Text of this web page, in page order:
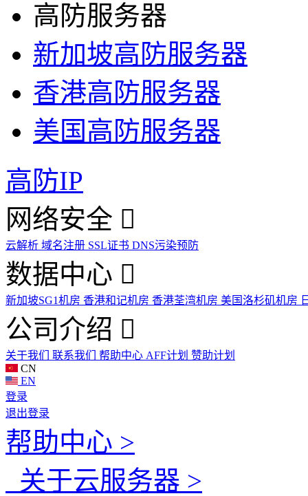
高防服务器
新加坡高防服务器
香港高防服务器
美国高防服务器
高防IP
网络安全
云解析 域名注册 SSL证书 DNS污染预防
数据中心
新加坡SG1机房 香港和记机房 香港荃湾机房 美国洛杉矶机房
公司介绍
关于我们 联系我们 帮助中心 AFF计划 赞助计划
CN
EN
登录
退出登录
帮助中心 >
关于云服务器 >